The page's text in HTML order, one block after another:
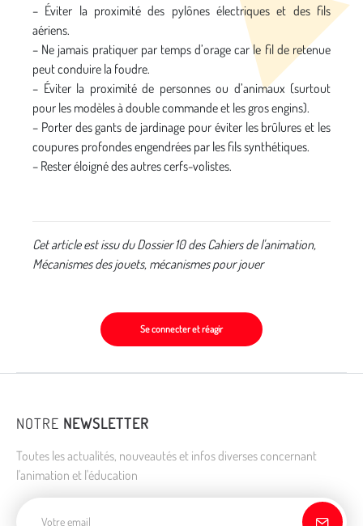
– Éviter la proximité des pylônes électriques et des fils
aériens.
– Ne jamais pratiquer par temps d’orage car le fil de retenue
peut conduire la foudre.
– Éviter la proximité de personnes ou d’animaux (surtout
pour les modèles à double commande et les gros engins).
– Porter des gants de jardinage pour éviter les brûlures et les
coupures profondes engendrées par les fils synthétiques.
– Rester éloigné des autres cerfs-volistes.
Cet article est issu du Dossier 10 des Cahiers de l'animation,
Mécanismes des jouets, mécanismes pour jouer
Se connecter et réagir
NOTRE NEWSLETTER
Toutes les actualités, nouveautés et infos diverses concernant
l'animation et l'éducation